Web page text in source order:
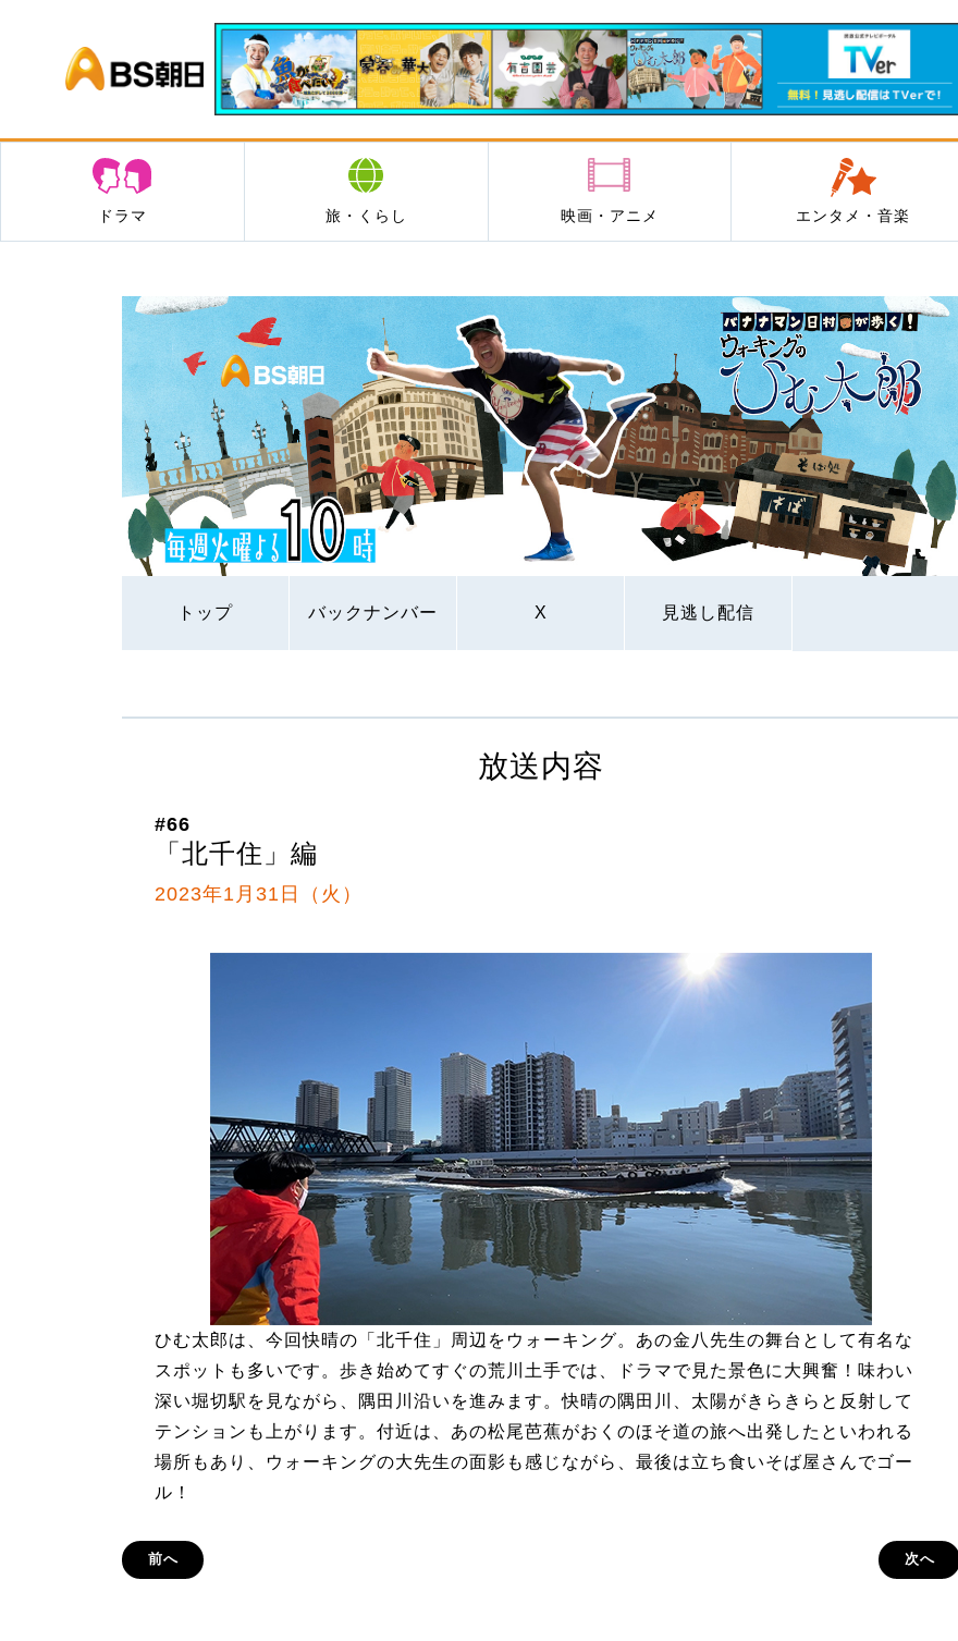
BS朝日
ドラマ 旅・くらし 映画・アニメ エンタメ・音楽
トップ バックナンバー X 見逃し配信
放送内容
#66
「北千住」編
2023年1月31日（火）
ひむ太郎は、今回快晴の「北千住」周辺をウォーキング。あの金八先生の舞台として有名な
スポットも多いです。歩き始めてすぐの荒川土手では、ドラマで見た景色に大興奮！味わい
深い堀切駅を見ながら、隅田川沿いを進みます。快晴の隅田川、太陽がきらきらと反射して
テンションも上がります。付近は、あの松尾芭蕉がおくのほそ道の旅へ出発したといわれる
場所もあり、ウォーキングの大先生の面影も感じながら、最後は立ち食いそば屋さんでゴー
ル！
前へ 次へ